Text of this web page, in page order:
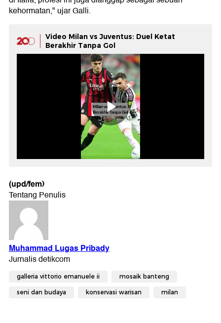
kehormatan," ujar Galli.
Video Milan vs Juventus: Duel Ketat
Berakhir Tanpa Gol
(upd/fem)
galleria vittorio emanuele ii mosaik banteng
seni dan budaya konservasi warisan milan